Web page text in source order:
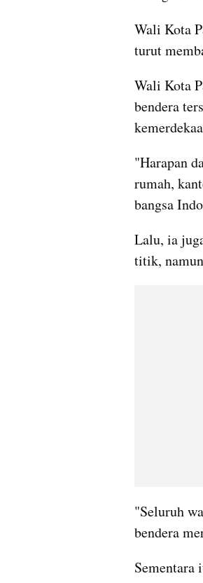
Wali Kota
turut
Wali Kota
bendera
"Harapan
rumah,
bangsa
Lalu, ia
titik,
"Seluruh
bendera
Sementara